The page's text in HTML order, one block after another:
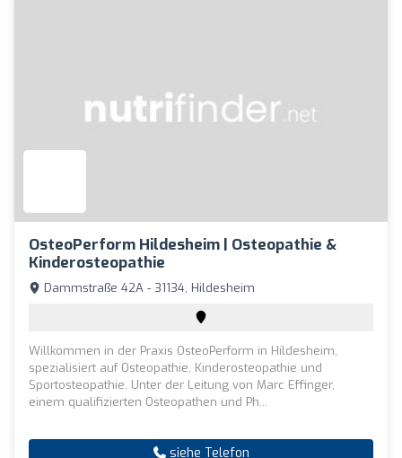
OsteoPerform Hildesheim | Osteopathie &
Kinderosteopathie
Dammstraße 42A - 31134, Hildesheim
Willkommen in der Praxis OsteoPerform in Hildesheim,
spezialisiert auf Osteopathie, Kinderosteopathie und
Sportosteopathie. Unter der Leitung von Marc Effinger,
einem qualifizierten Osteopathen und Ph...
siehe Telefon